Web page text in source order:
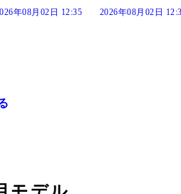
2026年08月02日 12:30 2026年08